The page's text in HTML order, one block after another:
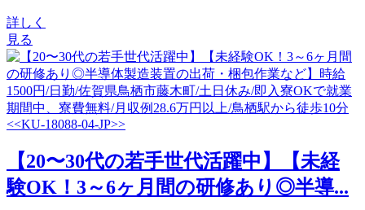
詳しく
見る
【20〜30代の若手世代活躍中】【未経
験OK！3～6ヶ月間の研修あり◎半導...